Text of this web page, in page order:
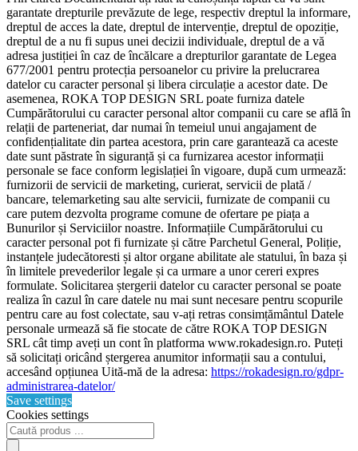
garantate drepturile prevăzute de lege, respectiv dreptul la informare,
dreptul de acces la date, dreptul de intervenție, dreptul de opoziție,
dreptul de a nu fi supus unei decizii individuale, dreptul de a vă
adresa justiției în caz de încălcare a drepturilor garantate de Legea
677/2001 pentru protecția persoanelor cu privire la prelucrarea
datelor cu caracter personal și libera circulație a acestor date. De
asemenea, ROKA TOP DESIGN SRL poate furniza datele
Cumpărătorului cu caracter personal altor companii cu care se află în
relații de parteneriat, dar numai în temeiul unui angajament de
confidențialitate din partea acestora, prin care garantează ca aceste
date sunt păstrate în siguranță și ca furnizarea acestor informații
personale se face conform legislației în vigoare, după cum urmează:
furnizorii de servicii de marketing, curierat, servicii de plată /
bancare, telemarketing sau alte servicii, furnizate de companii cu
care putem dezvolta programe comune de ofertare pe piața a
Bunurilor și Serviciilor noastre. Informațiile Cumpărătorului cu
caracter personal pot fi furnizate și către Parchetul General, Poliție,
instanțele judecătoresti și altor organe abilitate ale statului, în baza și
în limitele prevederilor legale și ca urmare a unor cereri expres
formulate. Solicitarea ștergerii datelor cu caracter personal se poate
realiza în cazul în care datele nu mai sunt necesare pentru scopurile
pentru care au fost colectate, sau v-ați retras consimțământul Datele
personale urmează să fie stocate de către ROKA TOP DESIGN
SRL cât timp aveți un cont în platforma www.rokadesign.ro. Puteți
să solicitați oricând ștergerea anumitor informații sau a contului,
accesând opțiunea Uită-mă de la adresa: https://rokadesign.ro/gdpr-
administrarea-datelor/
Save settings
Cookies settings
Products
search